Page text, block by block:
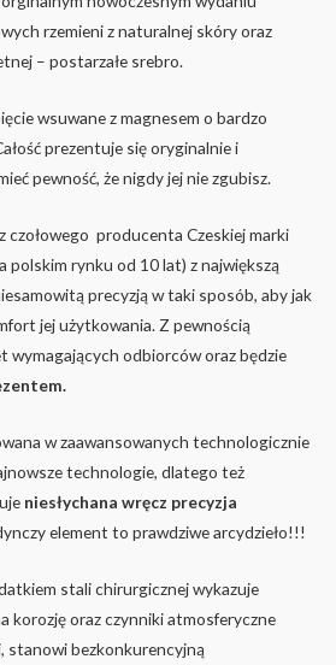
rzemieni z naturalnej skóry oraz
– postarzałe srebro.
wsuwane z magnesem o bardzo
prezentuje się oryginalnie i
pewność, że nigdy jej nie zgubisz.
producenta Czeskiej marki
polskim rynku od 10 lat) z największą
precyzją w taki sposób, aby jak
jej użytkowania. Z pewnością
wymagających odbiorców oraz będzie
w zaawansowanych technologicznie
technologie, dlatego też
niesłychana wręcz precyzja
element to prawdziwe arcydzieło!!!
stali chirurgicznej wykazuje
korozję oraz czynniki atmosferyczne
stanowi bezkonkurencyjną